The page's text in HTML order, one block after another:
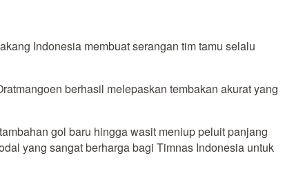
Indonesia membuat serangan tim tamu selalu
berhasil melepaskan tembakan akurat yang
gol baru hingga wasit meniup peluit panjang
yang sangat berharga bagi Timnas Indonesia untuk